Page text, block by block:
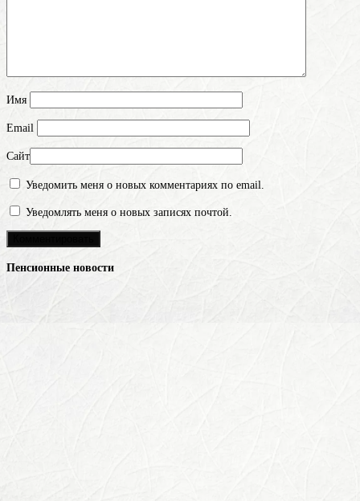
Имя
Email
Сайт
Уведомить меня о новых комментариях по email.
Уведомлять меня о новых записях почтой.
Пенсионные новости